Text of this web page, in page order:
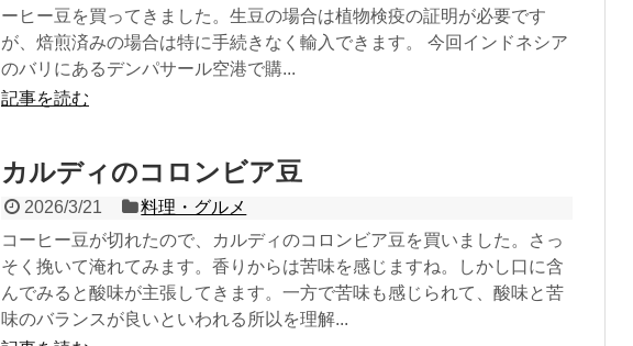
ーヒー豆を買ってきました。生豆の場合は植物検疫の証明が必要です
が、焙煎済みの場合は特に手続きなく輸入できます。 今回インドネシア
のバリにあるデンパサール空港で購...
記事を読む
カルディのコロンビア豆
2026/3/21
料理・グルメ
コーヒー豆が切れたので、カルディのコロンビア豆を買いました。さっ
そく挽いて淹れてみます。香りからは苦味を感じますね。しかし口に含
んでみると酸味が主張してきます。一方で苦味も感じられて、酸味と苦
味のバランスが良いといわれる所以を理解...